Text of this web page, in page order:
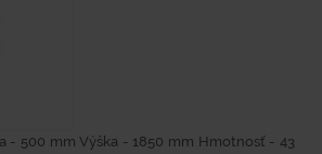
- 500 mm Výška - 1850 mm Hmotnosť - 43